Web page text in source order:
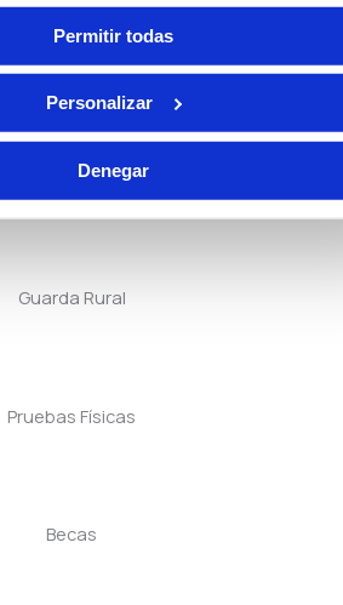
Permitir todas
Personalizar
Denegar
Gestión Procesal
Seguridad Privada
Guarda Rural
Pruebas Físicas
Becas